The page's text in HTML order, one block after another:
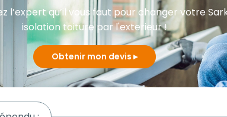
l’expert qu’il vous faut pour changer votre
isolation toiture par l'exterieur !
Obtenir mon devis